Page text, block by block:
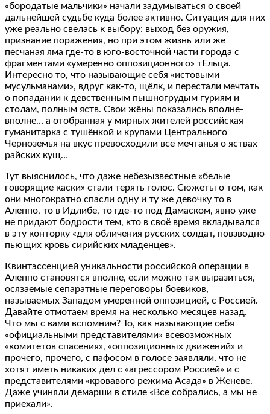
«бородатые мальчики» начали задумываться о своей
дальнейшей судьбе куда более активно. Ситуация для них
уже реально свелась к выбору: выход без оружия,
признание поражения, но при этом жизнь или же
песчаная яма где-то в юго-восточной части города с
фрагментами «умеренно оппозиционного» тЕльца.
Интересно то, что называющие себя «истовыми
мусульманами», вдруг как-то, щёлк, и перестали мечтать
о попадании к девственным пышногрудым гуриям и
столам, полным яств. Свои жёны показались вполне-
вполне… а отобранная у мирных жителей российская
гуманитарка с тушёнкой и крупами Центрального
Черноземья на вкус превосходили все мечтанья о яствах
райских кущ…
Тут выяснилось, что даже небезызвестные «белые
говорящие каски» стали терять голос. Сюжеты о том, как
они многократно спасли одну и ту же девочку то в
Алеппо, то в Идлибе, то где-то под Дамаском, явно уже
не придают бодрости тем, кто в своё время вкладывался
в эту конторку «для обличения русских солдат, повзводно
пьющих кровь сирийских младенцев».
Квинтэссенцией уникальности российской операции в
Алеппо становятся вполне, если можно так выразиться,
осязаемые сепаратные переговоры боевиков,
называемых Западом умеренной оппозицией, с Россией.
Давайте отмотаем время на несколько месяцев назад.
Что мы с вами вспомним? То, как называющие себя
«официальными представителями» всевозможных
«комитетов спасения», «оппозиционных движений» и
прочего, прочего, с пафосом в голосе заявляли, что не
хотят иметь никаких дел с «агрессором Россией» и с
представителями «кровавого режима Асада» в Женеве.
Даже учиняли демарши в стиле «Все собрались, а мы не
приехали».